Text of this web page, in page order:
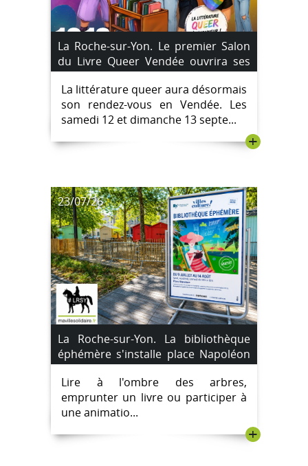
La Roche-sur-Yon. Le premier Salon
du Livre Queer Vendée ouvrira ses
portes aux Oudairies les 12 et 13
septembre 2026
La littérature queer aura désormais
son rendez-vous en Vendée. Les
samedi 12 et dimanche 13 septe...
+
23/07/26
La Roche-sur-Yon. La bibliothèque
éphémère s'installe place Napoléon
jusqu'au 14 août 2026.
Lire à l'ombre des arbres,
emprunter un livre ou participer à
une animatio...
+